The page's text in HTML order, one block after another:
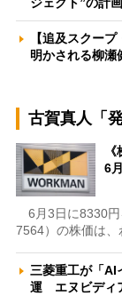
ジェクト”の計
【追及スクー
明かされる柳
古賀真人「
6
6月3日に8330円
7564）の株価は
三菱重工が「AI
運 エヌビディ